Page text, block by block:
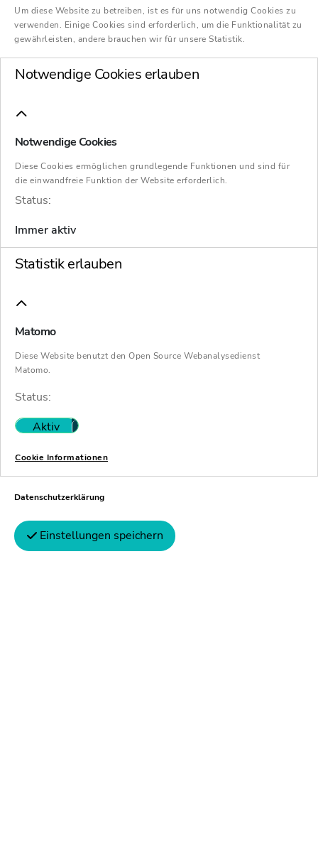
Um diese Website zu betreiben, ist es für uns notwendig Cookies zu
verwenden. Einige Cookies sind erforderlich, um die Funktionalität zu
gewährleisten, andere brauchen wir für unsere Statistik.
Notwendige Cookies erlauben
Notwendige Cookies
Diese Cookies ermöglichen grundlegende Funktionen und sind für
die einwandfreie Funktion der Website erforderlich.
Status:
Immer aktiv
Statistik erlauben
Matomo
Diese Website benutzt den Open Source Webanalysedienst
Matomo.
Status:
Aktiv
Nicht aktiv
Cookie Informationen
Datenschutzerklärung
Einstellungen speichern